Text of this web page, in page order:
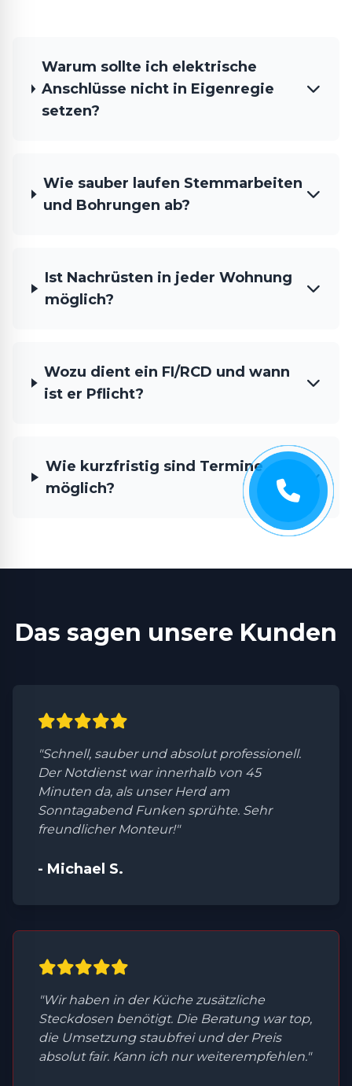
Warum sollte ich elektrische
Anschlüsse nicht in Eigenregie
setzen?
Wie sauber laufen Stemmarbeiten
und Bohrungen ab?
Ist Nachrüsten in jeder Wohnung
möglich?
Wozu dient ein FI/RCD und wann
ist er Pflicht?
Wie kurzfristig sind Termine
möglich?
Das sagen unsere Kunden
"Schnell, sauber und absolut professionell.
Der Notdienst war innerhalb von 45
Minuten da, als unser Herd am
Sonntagabend Funken sprühte. Sehr
freundlicher Monteur!"
- Michael S.
"Wir haben in der Küche zusätzliche
Steckdosen benötigt. Die Beratung war top,
die Umsetzung staubfrei und der Preis
absolut fair. Kann ich nur weiterempfehlen."